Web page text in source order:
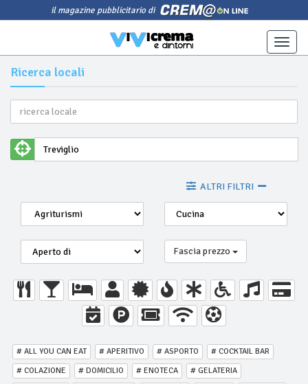
il magazine pubblicitario di
Toggle
Ricerca locali
ALTRI FILTRI
Fascia prezzo
# ALL YOU CAN EAT # APERITIVO # ASPORTO
# COCKTAIL BAR
# COLAZIONE
# DOMICILIO # ENOTECA
# GELATERIA